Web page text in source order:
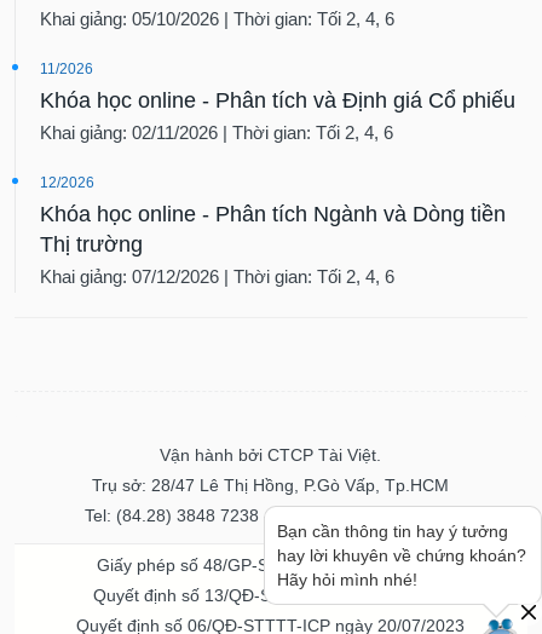
Khai giảng: 05/10/2026 | Thời gian: Tối 2, 4, 6
11/2026
Khóa học online - Phân tích và Định giá Cổ phiếu
Khai giảng: 02/11/2026 | Thời gian: Tối 2, 4, 6
12/2026
Khóa học online - Phân tích Ngành và Dòng tiền
Thị trường
Khai giảng: 07/12/2026 | Thời gian: Tối 2, 4, 6
Vận hành bởi CTCP Tài Việt.
Trụ sở: 28/47 Lê Thị Hồng, P.Gò Vấp, Tp.HCM
Tel: (84.28) 3848 7238 - Fax: (84.28) 3848 7237
Giấy phép số 48/GP-STTTT ngày 04/11/2016
Quyết định số 13/QĐ-STTTT ngày 02/11/2017
Quyết định số 06/QĐ-STTTT-ICP ngày 20/07/2023